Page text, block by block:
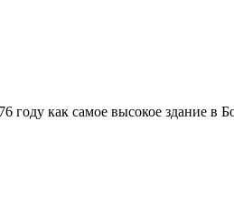
как самое высокое здание